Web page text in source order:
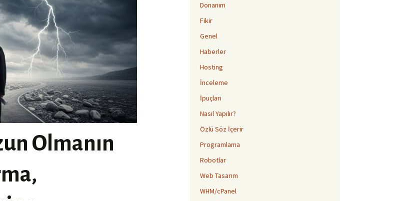
Olmanın
Donanım
Fikir
Genel
Haberler
Hosting
İnceleme
İpuçları
Nasıl Yapılır?
Özlü Söz İçerir
Programlama
Robotlar
Web Tasarım
WHM/cPanel